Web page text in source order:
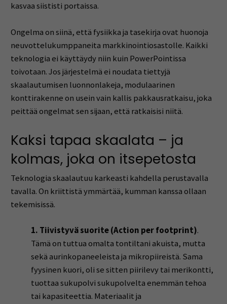
kasvaa siististi portaissa.
Ongelma on siinä, että fysiikka ja tasekirja ovat huonoja
neuvottelukumppaneita markkinointiosastolle. Kaikki
teknologia ei käyttäydy niin kuin PowerPointissa
toivotaan. Jos järjestelmä ei noudata tiettyjä
skaalautumisen luonnonlakeja, modulaarinen
konttirakenne on usein vain kallis pakkausratkaisu, joka
peittää ongelmat sen sijaan, että ratkaisisi niitä.
Kaksi tapaa skaalata – ja
kolmas, joka on itsepetosta
Teknologia skaalautuu karkeasti kahdella perustavalla
tavalla. On kriittistä ymmärtää, kumman kanssa ollaan
tekemisissä.
1. Tiivistyvä suorite (Action per footprint).
Tämä on tuttua omalta tontiltani akuista, mutta
sekä aurinkopaneeleista ja mikropiireistä. Sama
fyysinen kuori, oli se sitten piirilevy tai merikontti,
tuottaa sukupolvi sukupolvelta enemmän tehoa
tai kapasiteettia. Materiaalit ja